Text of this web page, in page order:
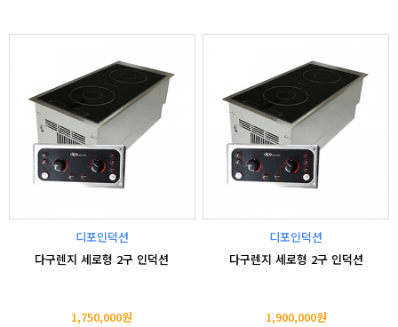
디포인덕션
다구렌지 세로형 2구 인덕션
1,750,000원
디포인덕션
다구렌지 세로형 2구 인덕션
1,900,000원